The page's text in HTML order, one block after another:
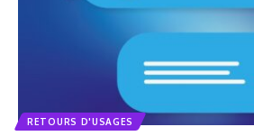
RETOURS D'USAGES